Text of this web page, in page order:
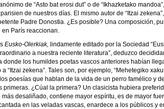
de “Asto bat erosi dut” o de “Ikhazketako
de nuestros días. El mismo autor de “Itzai
Padre Donostia. ¿Es posible? Una composición,
París reaccionan.
Eusko-Olerkiak, lindamente editado por la Sociedad
a nuestra reciente literatura”, deduzco
los humildes poetas vascos anteriores habían
“Itzai zekena”. Tales son, por ejemplo, “Mehetegiko
poesías que hablan de la vida de un perro famélico y
¿Cúal la primera? Un clasicista hubiera
desaliñado, contiene mayor espíritu, es de mayor
en las veladas vascas, enardece a los públicos y